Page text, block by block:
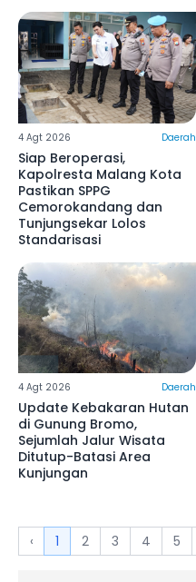
4 Agt 2026 Daerah
Siap Beroperasi,
Kapolresta Malang Kota
Pastikan SPPG
Cemorokandang dan
Tunjungsekar Lolos
Standarisasi
4 Agt 2026 Daerah
Update Kebakaran Hutan
di Gunung Bromo,
Sejumlah Jalur Wisata
Ditutup-Batasi Area
Kunjungan
‹ 1 2 3 4 5